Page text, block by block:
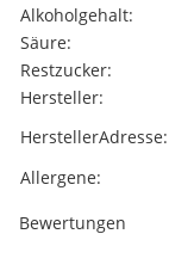
Alkoholgehalt:
Säure:
Restzucker:
Hersteller:
HerstellerAdresse:
Allergene:
Bewertungen